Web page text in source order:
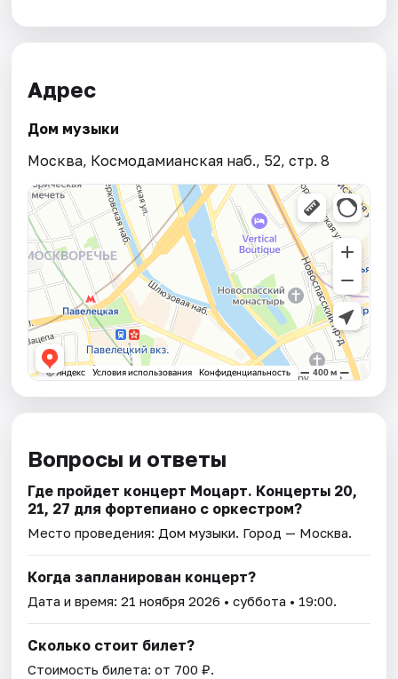
Адрес
Дом музыки
Москва, Космодамианская наб., 52, стр. 8
Вопросы и ответы
Где пройдет концерт Моцарт. Концерты 20,
21, 27 для фортепиано с оркестром?
Место проведения: Дом музыки. Город — Москва.
Когда запланирован концерт?
Дата и время:21 ноября 2026 • суббота • 19:00.
Сколько стоит билет?
Стоимость билета: от 700 ₽.